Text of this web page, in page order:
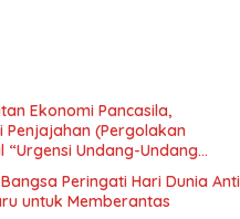
Ekonomi Pancasila,
Penjajahan (Pergolakan
“Urgensi Undang-Undang
dalam Menata Bangsa Menuju
Peringati Hari Dunia Anti
untuk Memberantas